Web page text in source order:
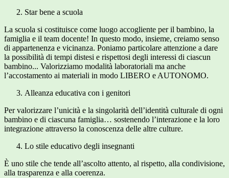
Star bene a scuola
La scuola si costituisce come luogo accogliente per il bambino, la
famiglia e il team docente! In questo modo, insieme, creiamo senso
di appartenenza e vicinanza. Poniamo particolare attenzione a dare
la possibilità di tempi distesi e rispettosi degli interessi di ciascun
bambino... Valorizziamo modalità laboratoriali ma anche
l’accostamento ai materiali in modo LIBERO e AUTONOMO.
Alleanza educativa con i genitori
Per valorizzare l’unicità e la singolarità dell’identità culturale di ogni
bambino e di ciascuna famiglia… sostenendo l’interazione e la loro
integrazione attraverso la conoscenza delle altre culture.
Lo stile educativo degli insegnanti
È uno stile che tende all’ascolto attento, al rispetto, alla condivisione,
alla trasparenza e alla coerenza.